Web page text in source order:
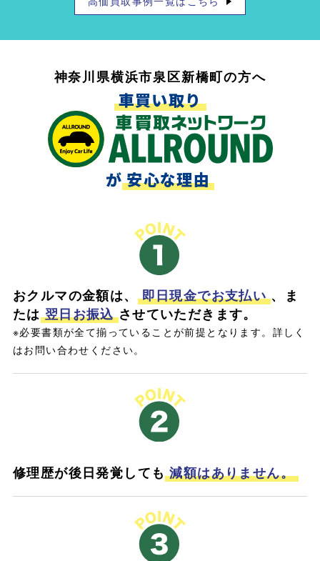
神奈川県横浜市泉区新橋町の方へ
車買い取り
が安心な理由
おクルマの金額は、 即日現金でお支払い 、ま
たは 翌日お振込 させていただきます。
※必要書類が全て揃っていることが前提となります。詳しく
はお問い合わせください。
修理歴が後日発覚しても 減額はありません。